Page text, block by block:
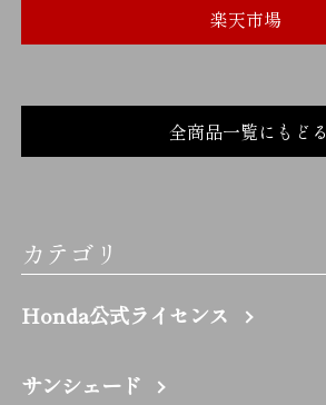
楽天市場
全商品一覧にもどる
カテゴリ
Honda公式ライセンス
サンシェード